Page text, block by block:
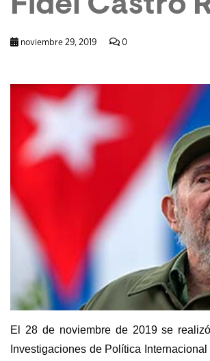
Fidel Castro
noviembre 29, 2019 0
El 28 de noviembre de 2019 se
Investigaciones de Política